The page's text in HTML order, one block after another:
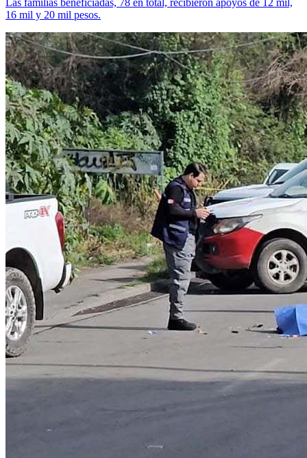
Las familias beneficiadas, 78 en total, recibieron apoyos de 12 mil,
16 mil y 20 mil pesos.